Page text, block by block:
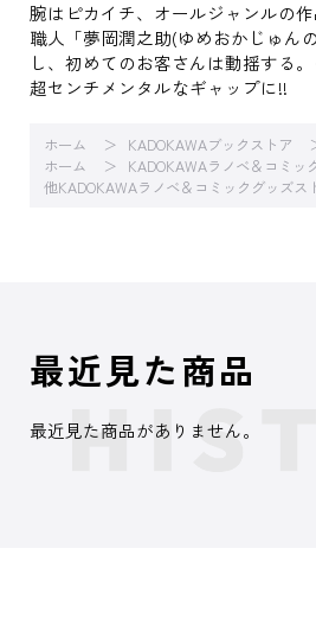
腕はピカイチ、オールジャンルの
職人「夢岡潤之助(ゆめおかじゅん
し、初めてのお客さんは動揺する
超センチメンタルなギャップに!!
ホーム KADOKAWAブックストア
ホーム
KADOKAWAラノベ＆コミッ
他KADOKAWAラノベ＆コミックグッズス
最近見た商品
最近見た商品がありません。